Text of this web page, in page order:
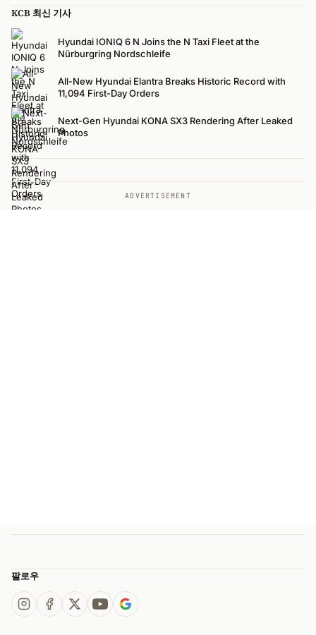
KCB 최신 기사
Hyundai IONIQ 6 N Joins the N Taxi Fleet at the
Nürburgring Nordschleife
All-New Hyundai Elantra Breaks Historic Record with
11,094 First-Day Orders
Next-Gen Hyundai KONA SX3 Rendering After Leaked
Photos
ADVERTISEMENT
팔로우